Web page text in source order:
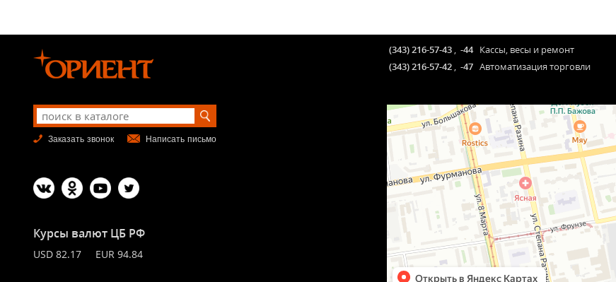
(343) 216-57-43 , -44 Кассы, весы и ремонт
(343) 216-57-42 , -47 Автоматизация торговли
Заказать звонок Написать письмо
Курсы валют ЦБ РФ
USD 82.17 EUR 94.84